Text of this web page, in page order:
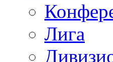
Лига